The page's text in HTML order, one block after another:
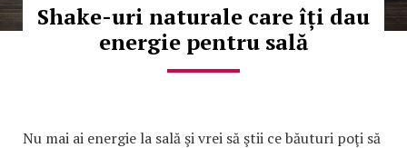
Shake-uri naturale care îți dau
energie pentru sală
Nu mai ai energie la sală şi vrei să ştii ce băuturi poţi să